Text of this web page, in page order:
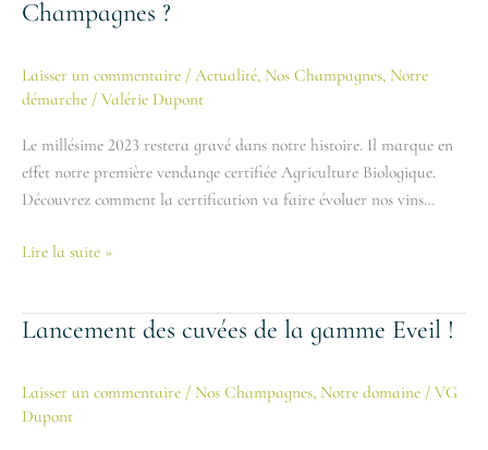
Champagnes ?
Laisser un commentaire / Actualité, Nos Champagnes, Notre
démarche / Valérie Dupont
Le millésime 2023 restera gravé dans notre histoire. Il marque en
effet notre première vendange certifiée Agriculture Biologique.
Découvrez comment la certification va faire évoluer nos vins…
Agriculture
va
faire
évoluer
nos
Champagnes
Lire la suite »
Lancement des cuvées de la gamme Eveil !​
Laisser un commentaire / Nos Champagnes, Notre domaine / VG
Dupont
Lancement
de